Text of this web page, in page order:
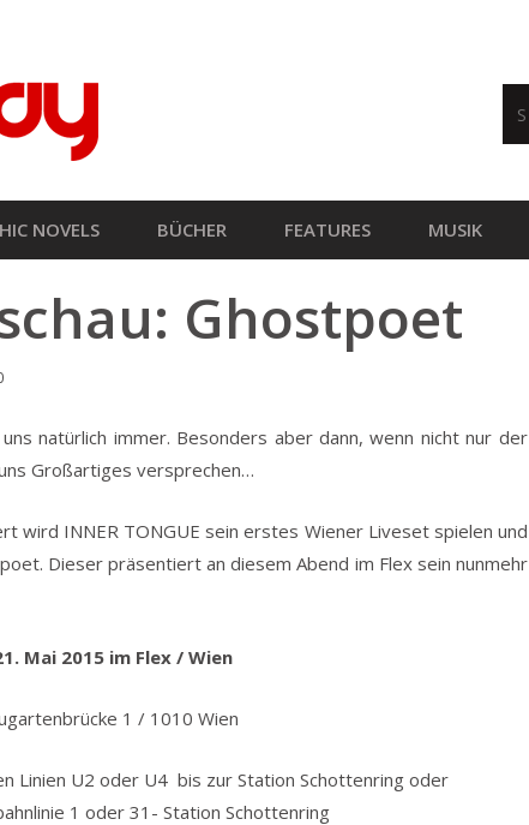
NOVELS BÜCHER FEATURES MUSIK
Ghostpoet
natürlich immer. Besonders aber dann, wenn nicht nur der
Großartiges versprechen…
wird INNER TONGUE sein erstes Wiener Liveset spielen und
Dieser präsentiert an diesem Abend im Flex sein nunmehr
Mai 2015 im Flex / Wien
1 / 1010 Wien
Linien U2 oder U4 bis zur Station Schottenring oder
1 oder 31- Station Schottenring